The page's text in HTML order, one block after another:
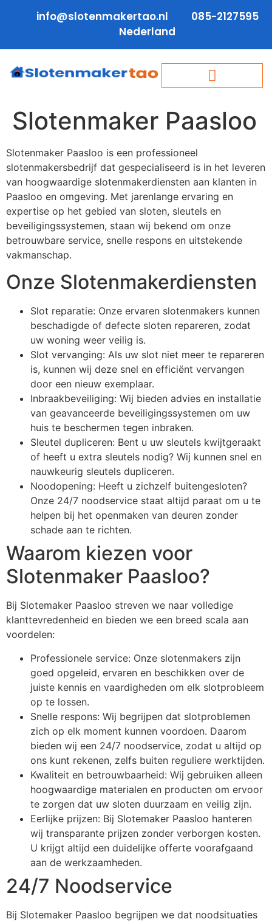
info@slotenmakertao.nl
085-2127595
Nederland
Slotenmaker Paasloo
Slotenmaker Paasloo is een professioneel
slotenmakersbedrijf dat gespecialiseerd is in het leveren
van hoogwaardige slotenmakerdiensten aan klanten in
Paasloo en omgeving. Met jarenlange ervaring en
expertise op het gebied van sloten, sleutels en
beveiligingssystemen, staan wij bekend om onze
betrouwbare service, snelle respons en uitstekende
vakmanschap.
Onze Slotenmakerdiensten
Slot reparatie: Onze ervaren slotenmakers kunnen
beschadigde of defecte sloten repareren, zodat
uw woning weer veilig is.
Slot vervanging: Als uw slot niet meer te repareren
is, kunnen wij deze snel en efficiënt vervangen
door een nieuw exemplaar.
Inbraakbeveiliging: Wij bieden advies en installatie
van geavanceerde beveiligingssystemen om uw
huis te beschermen tegen inbraken.
Sleutel dupliceren: Bent u uw sleutels kwijtgeraakt
of heeft u extra sleutels nodig? Wij kunnen snel en
nauwkeurig sleutels dupliceren.
Noodopening: Heeft u zichzelf buitengesloten?
Onze 24/7 noodservice staat altijd paraat om u te
helpen bij het openmaken van deuren zonder
schade aan te richten.
Waarom kiezen voor
Slotenmaker Paasloo?
Bij Slotemaker Paasloo streven we naar volledige
klanttevredenheid en bieden we een breed scala aan
voordelen:
Professionele service: Onze slotenmakers zijn
goed opgeleid, ervaren en beschikken over de
juiste kennis en vaardigheden om elk slotprobleem
op te lossen.
Snelle respons: Wij begrijpen dat slotproblemen
zich op elk moment kunnen voordoen. Daarom
bieden wij een 24/7 noodservice, zodat u altijd op
ons kunt rekenen, zelfs buiten reguliere werktijden.
Kwaliteit en betrouwbaarheid: Wij gebruiken alleen
hoogwaardige materialen en producten om ervoor
te zorgen dat uw sloten duurzaam en veilig zijn.
Eerlijke prijzen: Bij Slotemaker Paasloo hanteren
wij transparante prijzen zonder verborgen kosten.
U krijgt altijd een duidelijke offerte voorafgaand
aan de werkzaamheden.
24/7 Noodservice
Bij Slotemaker Paasloo begrijpen we dat noodsituaties